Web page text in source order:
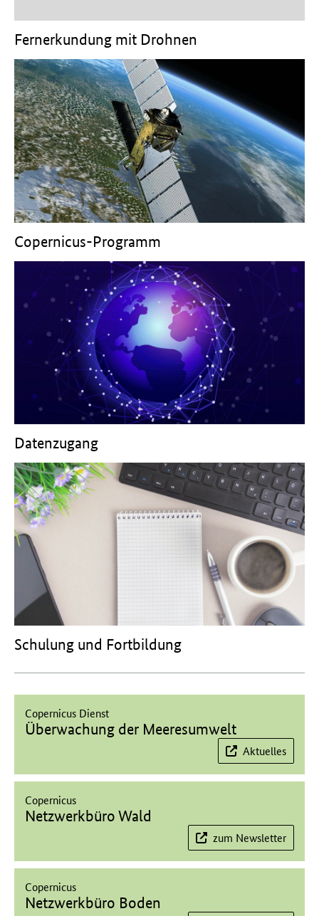
Fernerkundung mit Drohnen
Copernicus-Programm
Datenzugang
Schulung und Fortbildung
Überwachung der Meeresumwelt
Copernicus Dienst
Aktuelles
Netzwerkbüro Wald
Copernicus
zum Newsletter
Netzwerkbüro Boden
Copernicus